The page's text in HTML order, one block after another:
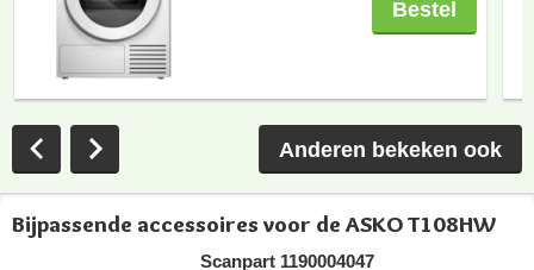
Bestel
Anderen bekeken ook
Bijpassende accessoires voor de ASKO T108HW
Scanpart 1190004047